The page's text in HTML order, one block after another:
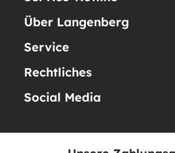
Über Langenberg
Service
Rechtliches
Social Media